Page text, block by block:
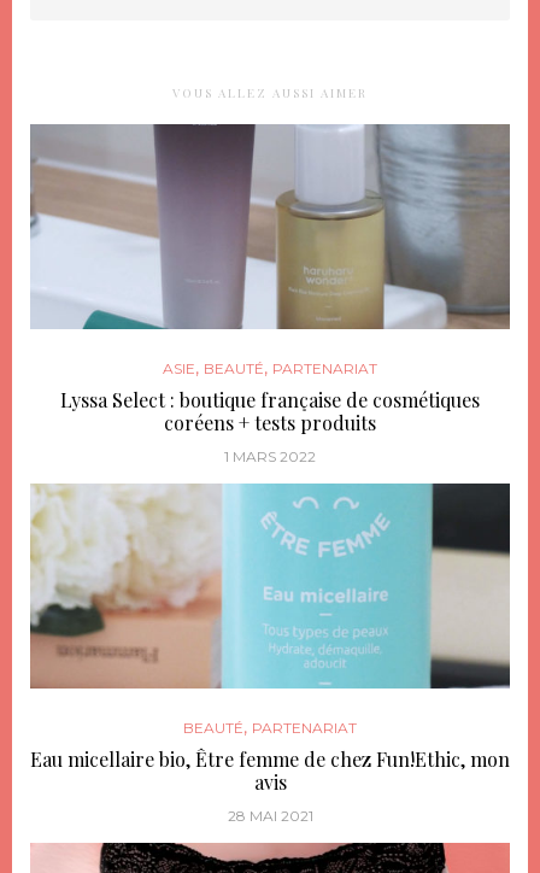
VOUS ALLEZ AUSSI AIMER
ASIE, BEAUTÉ, PARTENARIAT
Lyssa Select : boutique française de cosmétiques
coréens + tests produits
1 MARS 2022
BEAUTÉ, PARTENARIAT
Eau micellaire bio, Être femme de chez Fun!Ethic, mon
avis
28 MAI 2021